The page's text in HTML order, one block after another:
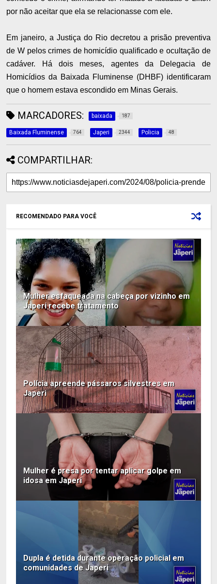
por não aceitar que ela se relacionasse com ele.
Em janeiro, a Justiça do Rio decretou a prisão preventiva
de W pelos crimes de homicídio qualificado e ocultação de
cadáver. Há dois meses, agentes da Delegacia de
Homicídios da Baixada Fluminense (DHBF) identificaram
que o homem estava escondido em Minas Gerais.
MARCADORES: baixada 187
Baixada Fluminense 764 Japeri 2344 Policia 48
COMPARTILHAR:
RECOMENDADO PARA VOCÊ
Mulher esfaqueada na cabeça por vizinho em
Japeri recebe tratamento
Polícia apreende pássaros silvestres em
Japeri
Mulher é presa por tentar aplicar golpe em
idosa em Japeri
Dupla é detida durante operação policial em
comunidades de Japeri